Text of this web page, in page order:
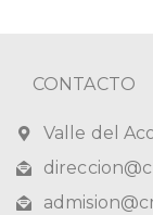
CONTACTO
Valle del